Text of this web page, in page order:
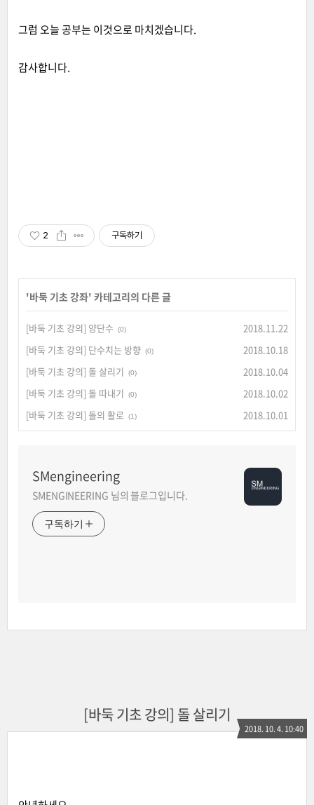
그럼 오늘 공부는 이것으로 마치겠습니다.
감사합니다.
2 구독하기
'바둑 기초 강좌' 카테고리의 다른 글
[바둑 기초 강의] 양단수 (0)
2018.11.22
[바둑 기초 강의] 단수치는 방향 (0)
2018.10.18
[바둑 기초 강의] 돌 살리기
(0)
2018.10.04
[바둑 기초 강의] 돌 따내기
(0)
2018.10.02
[바둑 기초 강의] 돌의 활로
(1) 2018.10.01
SMengineering
SMENGINEERING 님의 블로그입니다.
구독하기
[바둑 기초 강의] 돌 살리기
2018. 10. 4. 10:40